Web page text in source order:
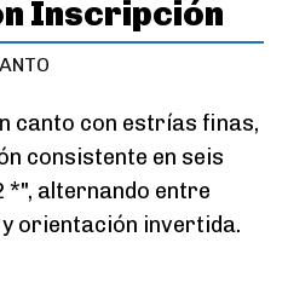
Inscripción
canto con estrías finas,
consistente en seis
*", alternando entre
orientación invertida.